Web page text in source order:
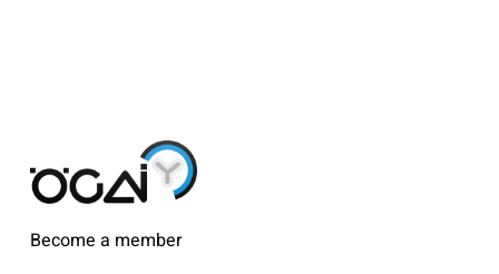
Become a member